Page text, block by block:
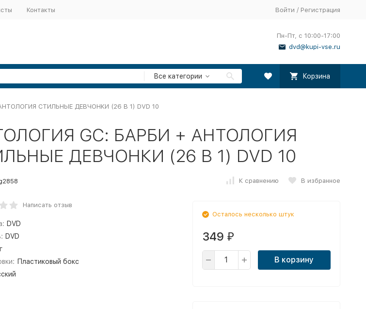
Контакты Войти / Регистрация
Пн-Пт, с 10:00-17:00
dvd@kupi-vse.ru
Все категории Корзина
СТИЛЬНЫЕ ДЕВЧОНКИ (26 В 1) DVD 10
GC: БАРБИ + АНТОЛОГИЯ
ДЕВЧОНКИ (26 В 1) DVD 10
К сравнению В избранное
Написать отзыв
DVD
DVD
Пластиковый бокс
Осталось несколько штук
349 ₽
В корзину